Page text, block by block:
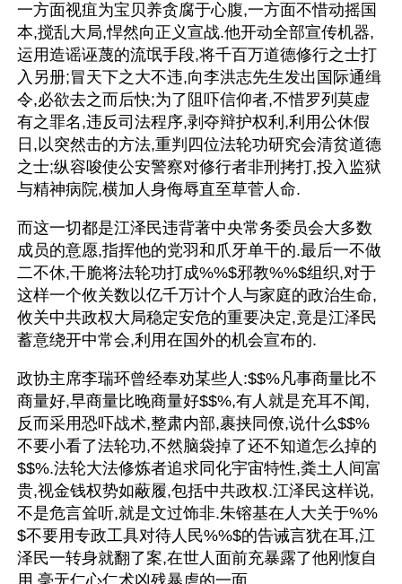
一方面视疽为宝贝养贪腐于心腹,一方面不惜动摇国
本,搅乱大局,悍然向正义宣战.他开动全部宣传机器,
运用造谣诬蔑的流氓手段,将千百万道德修行之士打
入另册;冒天下之大不违,向李洪志先生发出国际通缉
令,必欲去之而后快;为了阻吓信仰者,不惜罗列莫虚
有之罪名,违反司法程序,剥夺辩护权利,利用公休假
日,以突然击的方法,重判四位法轮功研究会清贫道德
之士;纵容唆使公安警察对修行者非刑拷打,投入监狱
与精神病院,横加人身侮辱直至草菅人命.
而这一切都是江泽民违背著中央常务委员会大多数
成员的意愿,指挥他的党羽和爪牙单干的.最后一不做
二不休,干脆将法轮功打成%%$邪教%%$组织,对于
这样一个攸关数以亿千万计个人与家庭的政治生命,
攸关中共政权大局稳定安危的重要决定,竟是江泽民
蓄意绕开中常会,利用在国外的机会宣布的.
政协主席李瑞环曾经奉劝某些人:$$%凡事商量比不
商量好,早商量比晚商量好$$%,有人就是充耳不闻,
反而采用恐吓战术,整肃内部,裹挟同僚,说什么$$%
不要小看了法轮功,不然脑袋掉了还不知道怎么掉的
$$%.法轮大法修炼者追求同化宇宙特性,粪土人间富
贵,视金钱权势如蔽履,包括中共政权.江泽民这样说,
不是危言耸听,就是文过饰非.朱镕基在人大关于%%
$不要用专政工具对待人民%%$的告诫言犹在耳,江
泽民一转身就翻了案,在世人面前充暴露了他刚愎自
用,毫无仁心仁术凶残暴虐的一面.